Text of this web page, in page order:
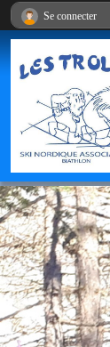
Se connecter
Panneau de